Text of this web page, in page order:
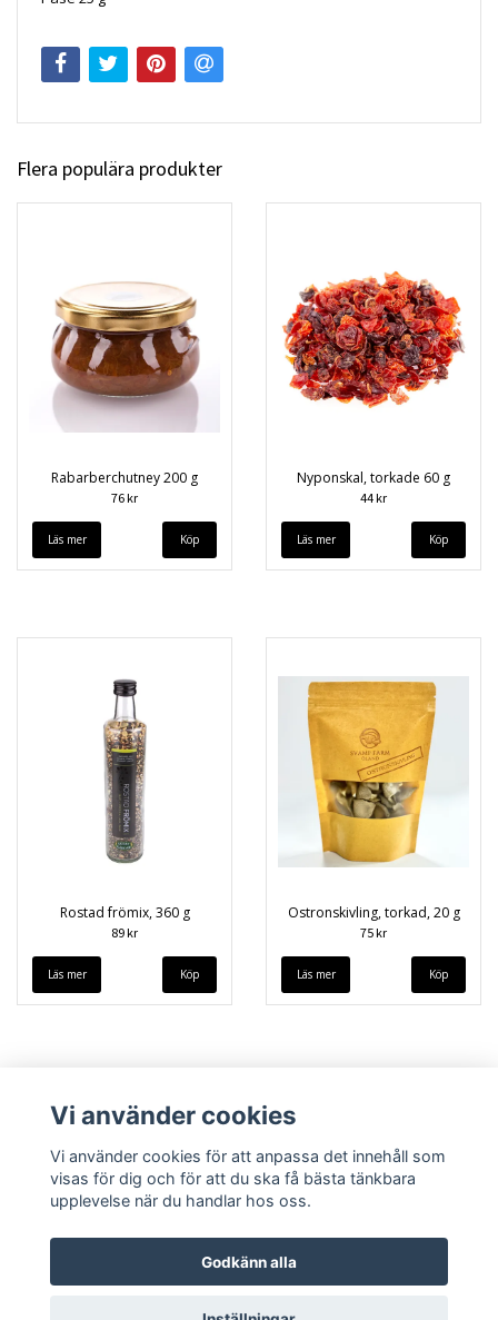
Flera populära produkter
Rabarberchutney 200 g
76 kr
Läs mer
Nyponskal, torkade 60 g
44 kr
Läs mer
Rostad frömix, 360 g
89 kr
Läs mer
Ostronskivling, torkad, 20 g
75 kr
Läs mer
Köpvillkor Kontakt
Vi använder cookies
Vi använder cookies för att anpassa det innehåll som
visas för dig och för att du ska få bästa tänkbara
upplevelse när du handlar hos oss.
Godkänn alla